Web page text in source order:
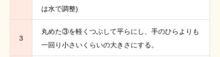
は水で調整)
3
丸めた③を軽くつぶして平らにし、手のひらよりも
一回り小さいくらいの大きさにする。